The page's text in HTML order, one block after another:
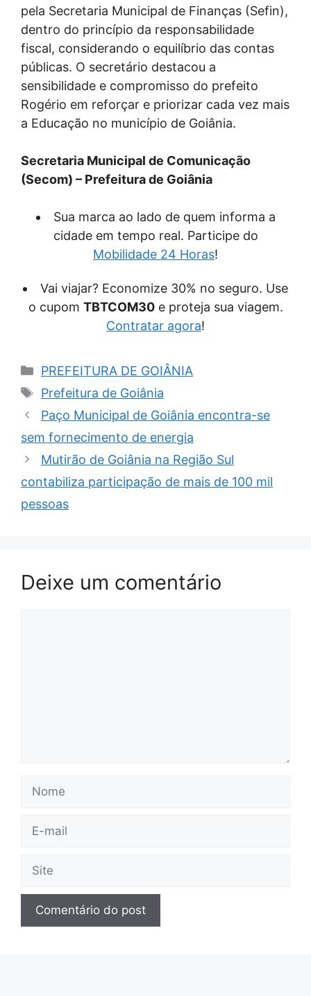
pela Secretaria Municipal de Finanças (Sefin),
dentro do princípio da responsabilidade
fiscal, considerando o equilíbrio das contas
públicas. O secretário destacou a
sensibilidade e compromisso do prefeito
Rogério em reforçar e priorizar cada vez mais
a Educação no município de Goiânia.
Secretaria Municipal de Comunicação
(Secom) – Prefeitura de Goiânia
Sua marca ao lado de quem informa a
cidade em tempo real. Participe do
Mobilidade 24 Horas!
Vai viajar? Economize 30% no seguro. Use
o cupom TBTCOM30e proteja sua viagem.
Contratar agora!
Categorias
PREFEITURA DE GOIÂNIA
Tags
Prefeitura de Goiânia
Paço Municipal de Goiânia encontra-se
sem fornecimento de energia
Mutirão de Goiânia na Região Sul
contabiliza participação de mais de 100 mil
pessoas
Deixe um comentário
Nome
E-
Site